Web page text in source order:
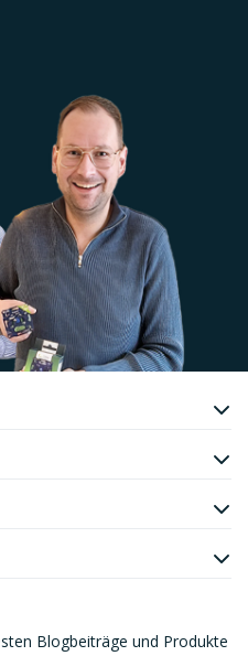
team
Blogbeiträge und Produkte